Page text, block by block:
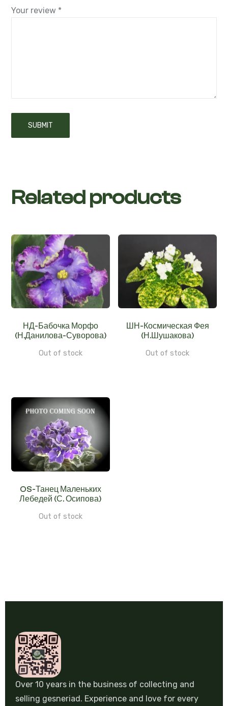
Your review *
Related products
НД-Бабочка Морфо
(Н.Данилова-Суворова)
Out of stock
ШН-Космическая Фея
(Н.Шушакова)
Out of stock
OS-Танец Маленьких
Лебедей (С. Осипова)
Out of stock
Over 10 years in the business of collecting and
selling gesneriad. Experience and love for every